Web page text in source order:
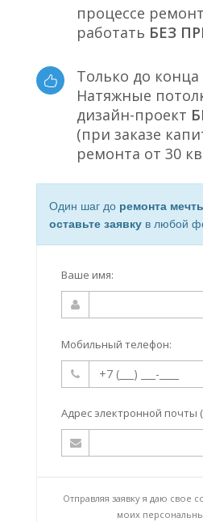
процессе
работать БЕЗ
Только до конца
Натяжные
дизайн-проект
(при заказе
ремонта от 30
Один шаг до ремонта
оставьте заявку в любой
Ваше имя:
Мобильный телефон:
Адрес электронной почты
Отправляя заявку я даю свое
моих